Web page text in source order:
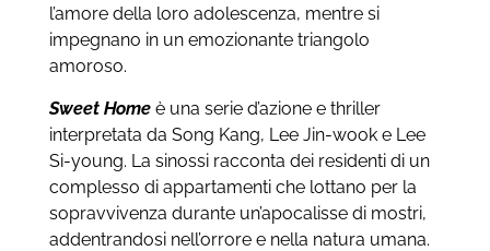
l’amore della loro adolescenza, mentre si
impegnano in un emozionante triangolo
amoroso.
Sweet Homeè una serie d’azione e thriller
interpretata da Song Kang, Lee Jin-wook e Lee
Si-young. La sinossi racconta dei residenti di un
complesso di appartamenti che lottano per la
sopravvivenza durante un’apocalisse di mostri,
addentrandosi nell’orrore e nella natura umana.